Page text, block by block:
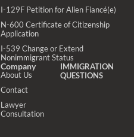
I-129F Petition for Alien Fiancé(e)
N-600 Certificate of Citizenship
Application
I-539 Change or Extend
Nonimmigrant Status
Company
About Us
Contact
Lawyer
Consultation
IMMIGRATION
QUESTIONS